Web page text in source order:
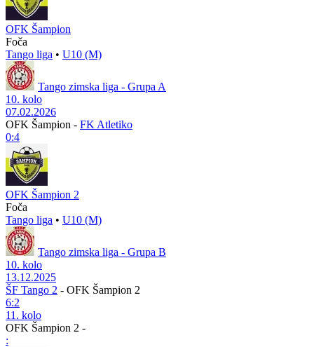
OFK Šampion
Foča
Tango liga • U10 (M)
Tango zimska liga - Grupa A
10. kolo
07.02.2026
OFK Šampion - FK Atletiko
0:4
OFK Šampion 2
Foča
Tango liga • U10 (M)
Tango zimska liga - Grupa B
10. kolo
13.12.2025
ŠF Tango 2 - OFK Šampion 2
6:2
11. kolo
OFK Šampion 2 -
: